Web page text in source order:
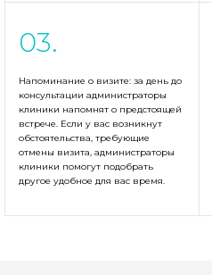
Напоминание о визите: за день до
консультации администраторы
клиники напомнят о предстоящей
встрече. Если у вас возникнут
обстоятельства, требующие
отмены визита, администраторы
клиники помогут подобрать
другое удобное для вас время.